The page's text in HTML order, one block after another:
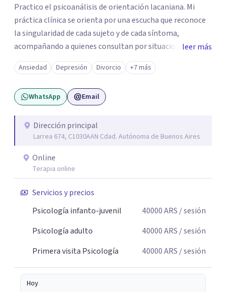
Practico el psicoanálisis de orientación lacaniana. Mi
práctica clínica se orienta por una escucha que reconoce
la singularidad de cada sujeto y de cada síntoma,
acompañando a quienes consultan por situaciones de
angustia, dificultades en los vínculos, inhibiciones,
duelos, crisis vitales, padecimientos subjetivos y otros
modos de malestar. La práctica analítica propone un
espacio de palabra donde cada sujeto pueda interrogar
construcción de una respuesta singular frente a su
malestar.
leer más
Ansiedad Depresión Divorcio +7 más
WhatsApp Email
Dirección principal
Larrea 674, C1030AAN Cdad. Autónoma de Buenos Aires
Online
Terapia online
Servicios y precios
Psicología infanto-juvenil
40000ARS / sesión
Psicología adulto
40000ARS / sesión
Primera visita Psicología
40000ARS / sesión
Hoy